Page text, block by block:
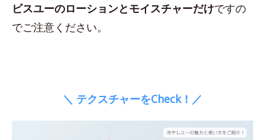
ビスユーのローションとモイスチャーだけですの
でご注意ください。
＼ テクスチャーをCheck！／